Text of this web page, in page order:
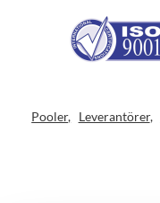
Pooler Leverantörer